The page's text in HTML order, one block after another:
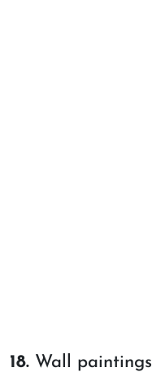
18. Wall